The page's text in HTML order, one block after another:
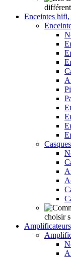
Enceintes hifi,
choisir